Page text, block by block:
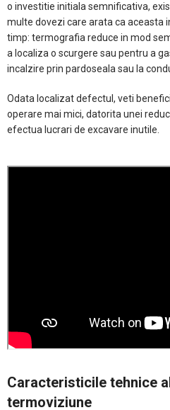
o investitie initiala semnificativa,
multe dovezi care arata ca aceasta
timp: termografia reduce in mod
a localiza o scurgere sau pentru a
incalzire prin pardoseala sau la
Odata localizat defectul, veti
operare mai mici, datorita unei
efectua lucrari de excavare inutile.
Caracteristicile tehnice
termoviziune